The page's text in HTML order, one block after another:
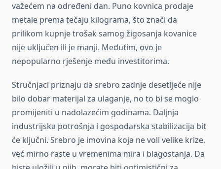
važećem na određeni dan. Puno kovnica prodaje
metale prema tečaju kilograma, što znači da
prilikom kupnje trošak samog žigosanja kovanice
nije uključen ili je manji. Međutim, ovo je
nepopularno rješenje među investitorima.
Stručnjaci priznaju da srebro zadnje desetljeće nije
bilo dobar materijal za ulaganje, no to bi se moglo
promijeniti u nadolazećim godinama. Daljnja
industrijska potrošnja i gospodarska stabilizacija bit
će ključni. Srebro je imovina koja ne voli velike krize,
već mirno raste u vremenima mira i blagostanja. Da